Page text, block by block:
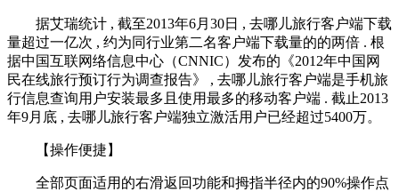
据艾瑞统计 , 截至2013年6月30日 , 去哪儿旅行客户端下载
量超过一亿次 , 约为同行业第二名客户端下载量的的两倍 . 根
据中国互联网络信息中心（CNNIC）发布的《2012年中国网
民在线旅行预订行为调查报告》 , 去哪儿旅行客户端是手机旅
行信息查询用户安装最多且使用最多的移动客户端 . 截止2013
年9月底 , 去哪儿旅行客户端独立激活用户已经超过5400万。
【操作便捷】
全部页面适用的右滑返回功能和拇指半径内的90%操作点